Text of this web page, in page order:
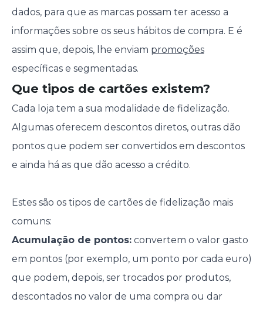
dados, para que as marcas possam ter acesso a
informações sobre os seus hábitos de compra. E é
assim que, depois, lhe enviam promoções
específicas e segmentadas.
Que tipos de cartões existem?
Cada loja tem a sua modalidade de fidelização.
Algumas oferecem descontos diretos, outras dão
pontos que podem ser convertidos em descontos
e ainda há as que dão acesso a crédito.
Estes são os tipos de cartões de fidelização mais
comuns:
Acumulação de pontos:convertem o valor gasto
em pontos (por exemplo, um ponto por cada euro)
que podem, depois, ser trocados por produtos,
descontados no valor de uma compra ou dar